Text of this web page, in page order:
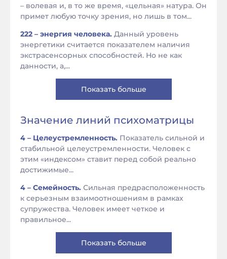
– волевая и, в то же время, «цельная» натура. Он
примет любую точку зрения, но лишь в том...
222 – энергия человека. Данный уровень
энергетики считается показателем наличия
экстрасенсорных способностей. Но не как
данности, а,...
Показать больше
Значение линий психоматрицы
4 – Целеустремленность. Показатель сильной и
стабильной целеустремленности. Человек с
этим «индексом» ставит перед собой реально
достижимые...
4 – Семейность. Сильная предрасположенность
к серьезным взаимоотношениям в рамках
супружества. Человек имеет четкое и
правильное...
Показать больше